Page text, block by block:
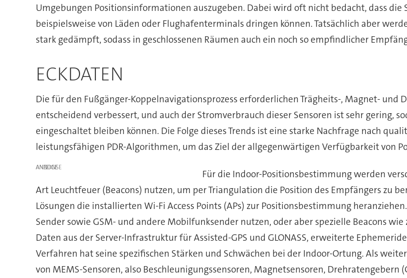
Umgebungen Positionsinformationen auszugeben. Dabei wird oft nicht bedacht, dass
beispielsweise von Läden oder Flughafenterminals dringen können. Tatsächlich aber
stark gedämpft, sodass in geschlossenen Räumen auch ein noch so empfindlicher
ECKDATEN
Die für den Fußgänger-Koppelnavigationsprozess erforderlichen Trägheits-, Magnet-
entscheidend verbessert, und auch der Stromverbrauch dieser Sensoren ist sehr gering,
eingeschaltet bleiben können. Die Folge dieses Trends ist eine starke Nachfrage nach
leistungsfähigen PDR-Algorithmen, um das Ziel der allgegenwärtigen Verfügbarkeit von
ANZEIGE
Für die Indoor-Positionsbestimmung werden
Art Leuchtfeuer (Beacons) nutzen, um per Triangulation die Position des Empfängers zu
Lösungen die installierten Wi-Fi Access Points (APs) zur Positionsbestimmung
Sender sowie GSM- und andere Mobilfunksender nutzen, oder aber spezielle Beacons
Daten aus der Server-Infrastruktur für Assisted-GPS und GLONASS, erweiterte
Verfahren hat seine spezifischen Stärken und Schwächen bei der Indoor-Ortung. Als
von MEMS-Sensoren, also Beschleunigungssensoren, Magnetsensoren, Drehratengebern